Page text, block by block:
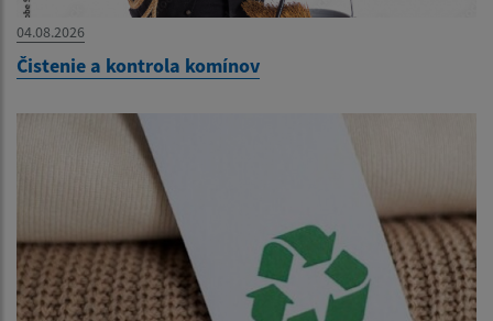
04.08.2026
Čistenie a kontrola komínov